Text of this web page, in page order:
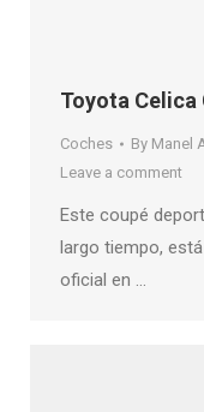
Toyota Celica
Coches By Manel
Leave a comment
Este coupé
largo tiempo,
oficial en …